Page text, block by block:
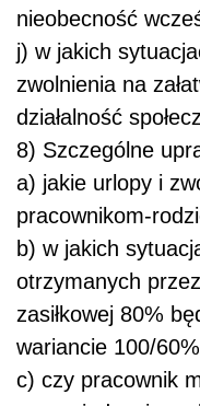
nieobecność
j) w jakich
zwolnienia na
działalność
8) Szczególne
a) jakie urlopy i
pracownikom-
b) w jakich
otrzymanych
zasiłkowej 80%
wariancie 100/60%
c) czy pracownik